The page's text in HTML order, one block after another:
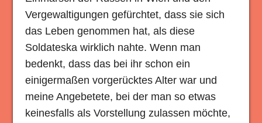
Vergewaltigungen gefürchtet, dass sie sich
das Leben genommen hat, als diese
Soldateska wirklich nahte. Wenn man
bedenkt, dass das bei ihr schon ein
einigermaßen vorgerücktes Alter war und
meine Angebetete, bei der man so etwas
keinesfalls als Vorstellung zulassen möchte,